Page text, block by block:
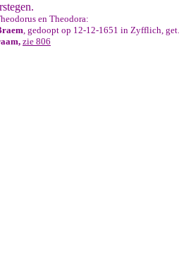
en Theodora:
, gedoopt op 12-12-1651 in Zyfflich, get.
zie 806